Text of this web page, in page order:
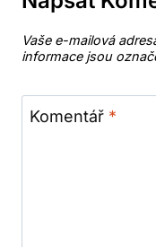
Vaše e-mailová
informace jsou
Komentář *